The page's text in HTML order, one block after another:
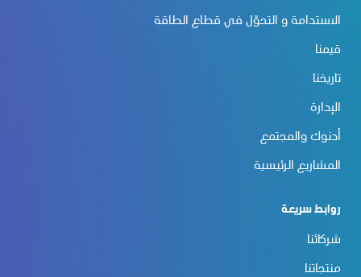
الاستدامة و التحوّل في قطاع الطاقة
قيمنا
تاريخنا
الإدارة
أدنوك والمجتمع
المشاريع الرئيسية
روابط سريعة
شركائنا
منتجاتنا